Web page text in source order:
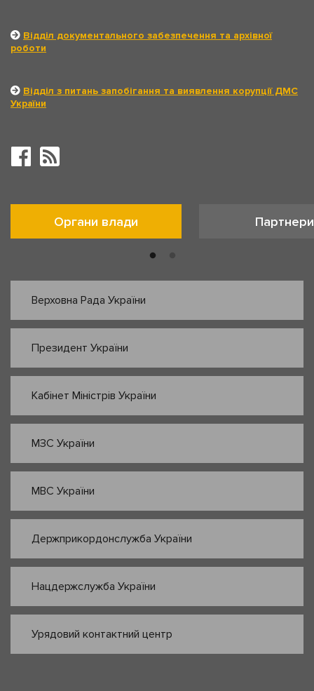
Відділ документального забезпечення та архівної
роботи
Відділ з питань запобігання та виявлення корупції ДМС
України
Органи влади Партнери
Верховна Рада України
Президент України
Кабінет Міністрів України
МЗС України
МВС України
Держприкордонслужба України
Нацдержслужба України
Урядовий контактний центр